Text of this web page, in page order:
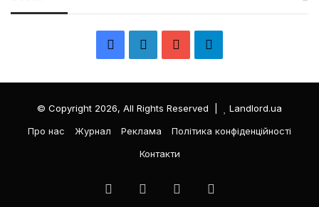
c
e
n
k
e
T
л
е
р
© Copyright 2026, All Rights Reserved |
Landlord.ua
Про нас
Журнал Реклама
Політика конфіденційності
Контакти
FacebookLinkedInYouTube